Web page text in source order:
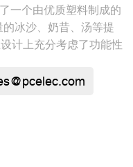
一个由优质塑料制成的
冰沙、奶昔、汤等提
计上充分考虑了功能性